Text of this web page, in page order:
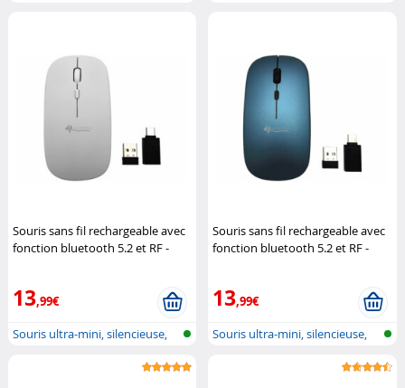
Souris sans fil rechargeable avec
fonction bluetooth 5.2 et RF -
13,99€
Souris ultra-mini, silencieuse,
Souris sans fil rechargeable avec
fonction bluetooth 5.2 et RF -
13,99€
Souris ultra-mini, silencieuse,